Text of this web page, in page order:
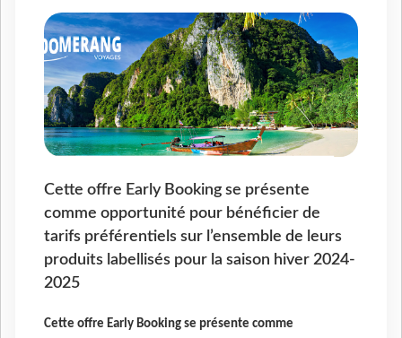
Cette offre Early Booking se présente
comme opportunité pour bénéficier de
tarifs préférentiels sur l’ensemble de leurs
produits labellisés pour la saison hiver 2024-
2025
Cette offre Early Booking se présente comme